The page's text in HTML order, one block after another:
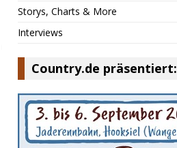
Storys, Charts & More
Interviews
Country.de präsentiert: